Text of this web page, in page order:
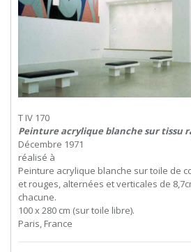
T IV 170
Peinture acrylique blanche sur tissu
Décembre 1971
réalisé à
Peinture acrylique blanche sur toile de
et rouges, alternées et verticales de
chacune.
100 x 280 cm (sur toile libre).
Paris, France